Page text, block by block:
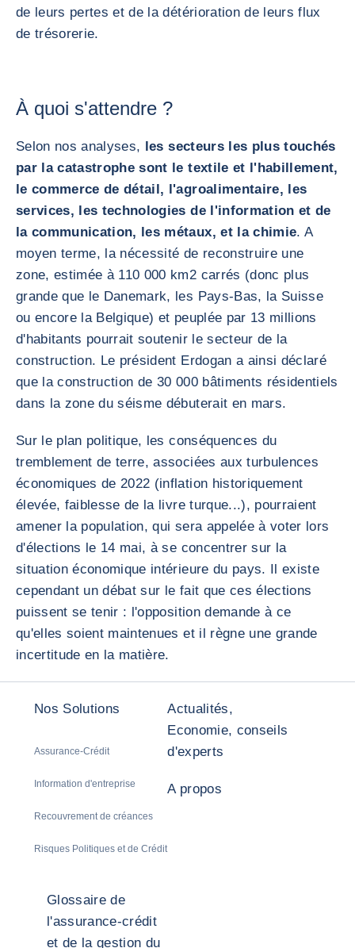
de leurs pertes et de la détérioration de leurs flux
de trésorerie.
À quoi s'attendre ?
Selon nos analyses, les secteurs les plus touchés
par la catastrophe sont le textile et l'habillement,
le commerce de détail, l'agroalimentaire, les
services, les technologies de l'information et de
la communication, les métaux, et la chimie. A
moyen terme, la nécessité de reconstruire une
zone, estimée à 110 000 km2 carrés (donc plus
grande que le Danemark, les Pays-Bas, la Suisse
ou encore la Belgique) et peuplée par 13 millions
d'habitants pourrait soutenir le secteur de la
construction. Le président Erdogan a ainsi déclaré
que la construction de 30 000 bâtiments résidentiels
dans la zone du séisme débuterait en mars.
Sur le plan politique, les conséquences du
tremblement de terre, associées aux turbulences
économiques de 2022 (inflation historiquement
élevée, faiblesse de la livre turque...), pourraient
amener la population, qui sera appelée à voter lors
d'élections le 14 mai, à se concentrer sur la
situation économique intérieure du pays. Il existe
cependant un débat sur le fait que ces élections
puissent se tenir : l'opposition demande à ce
qu'elles soient maintenues et il règne une grande
incertitude en la matière.
Nos Solutions
Assurance-Crédit
Information d'entreprise
Recouvrement de créances
Risques Politiques et de Crédit
Actualités,
Economie, conseils
d'experts
A propos
Glossaire de
l'assurance-crédit
et de la gestion du